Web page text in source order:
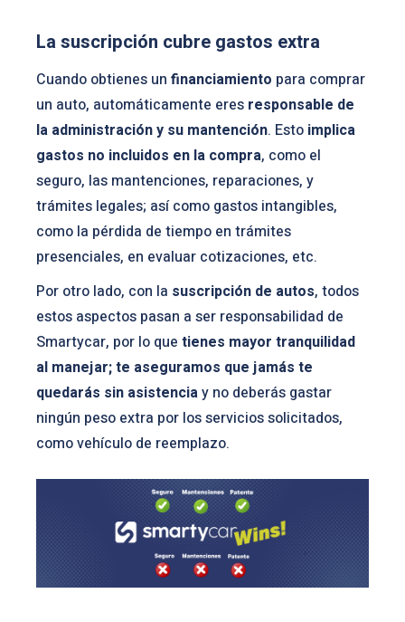
La suscripción cubre gastos extra
Cuando obtienes un financiamiento para comprar
un auto, automáticamente eres responsable de
la administración y su mantención. Esto implica
gastos no incluidos en la compra, como el
seguro, las mantenciones, reparaciones, y
trámites legales; así como gastos intangibles,
como la pérdida de tiempo en trámites
presenciales, en evaluar cotizaciones, etc.
Por otro lado, con la suscripción de autos, todos
estos aspectos pasan a ser responsabilidad de
Smartycar, por lo que tienes mayor tranquilidad
al manejar; te aseguramos que jamás te
quedarás sin asistenciay no deberás gastar
ningún peso extra por los servicios solicitados,
como vehículo de reemplazo.